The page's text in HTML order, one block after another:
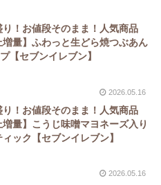
り！お値段そのまま！人気商品
増量】ふわっと生どら焼つぶあん
【セブンイレブン】
2026.05.16
り！お値段そのまま！人気商品
増量】こうじ味噌マヨネーズ入り
ック【セブンイレブン】
2026.05.16